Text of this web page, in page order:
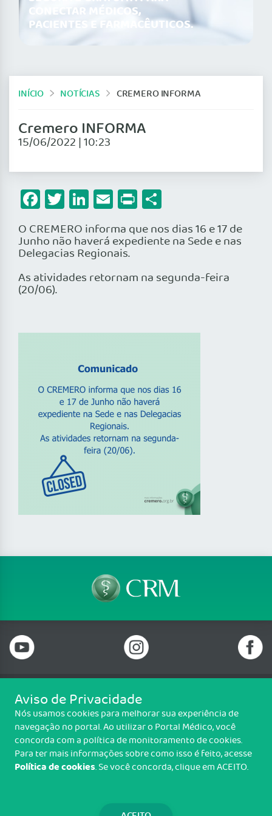
CONECTAR MÉDICOS,
PACIENTES E FARMACÊUTICOS.
INÍCIO NOTÍCIAS CREMERO INFORMA
Cremero INFORMA
15/06/2022 | 10:23
Facebook
Twitter
LinkedIn
Email
Print
O CREMERO informa que nos dias 16 e 17 de
Junho não haverá expediente na Sede e nas
Delegacias Regionais.
As atividades retornam na segunda-feira
(20/06).
Telefone: 69 99912-5448
Email: protocolo@cremero.org.br
Avenida dos Imigrantes, 3414, Liberdade, Porto Velho/RO - CEP: 76803-
850
Copyright CREMERO. Todos os direitos reservados.
Aviso de Privacidade
Nós usamos cookies para melhorar sua experiência de
navegação no portal. Ao utilizar o Portal Médico, você
concorda com a política de monitoramento de cookies.
Para ter mais informações sobre como isso é feito, acesse
Política de cookies. Se você concorda, clique em ACEITO.